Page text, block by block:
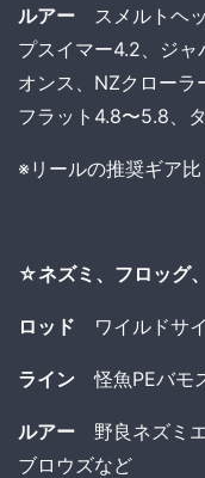
ルアー スメルトヘ
プスイマー4.2、ジ
オンス、NZクロー
フラット4.8〜5.8、
※リールの推奨ギア
☆ネズミ、フロッグ
ロッド ワイルドサ
ライン怪魚PEバモ
ルアー 野良ネズミ
ブロウズなど